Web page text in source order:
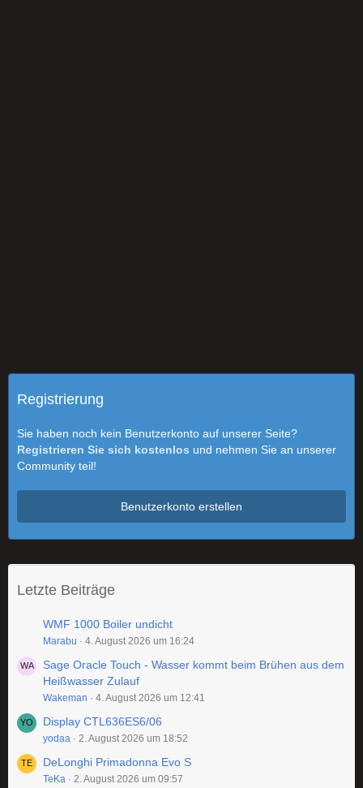
Registrierung
Sie haben noch kein Benutzerkonto auf unserer Seite?
Registrieren Sie sich kostenlos und nehmen Sie an unserer
Community teil!
Benutzerkonto erstellen
Letzte Beiträge
WMF 1000 Boiler undicht
Marabu 4. August 2026 um 16:24
Sage Oracle Touch - Wasser kommt beim Brühen aus dem
Heißwasser Zulauf
Wakeman 4. August 2026 um 12:41
Display CTL636ES6/06
yodaa 2. August 2026 um 18:52
DeLonghi Primadonna Evo S
TeKa 2. August 2026 um 09:57